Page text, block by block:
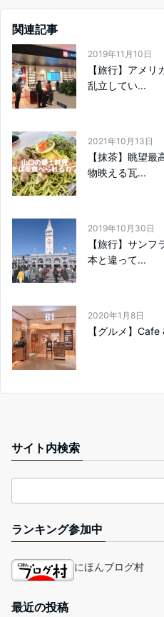
関連記事
2019年11月10日
【旅行】アメ
乱立してい...
2021年10月13日
【抹茶】眺望
物映える瓦...
2019年10月30日
【旅行】サン
本と違って...
2020年1月8日
【グルメ】
サイト内検索
ランキング参加中
にほんブログ村
最近の投稿